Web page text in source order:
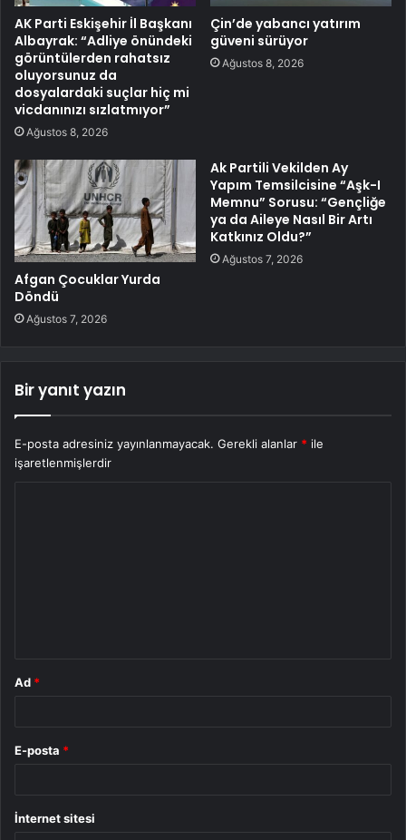
AK Parti Eskişehir İl Başkanı
Albayrak: “Adliye önündeki
görüntülerden rahatsız
oluyorsunuz da
dosyalardaki suçlar hiç mi
vicdanınızı sızlatmıyor”
Ağustos 8, 2026
Çin’de yabancı yatırım
güveni sürüyor
Ağustos 8, 2026
Afgan Çocuklar Yurda
Döndü
Ağustos 7, 2026
Ak Partili Vekilden Ay
Yapım Temsilcisine “Aşk-I
Memnu” Sorusu: “Gençliğe
ya da Aileye Nasıl Bir Artı
Katkınız Oldu?”
Ağustos 7, 2026
Bir yanıt yazın
E-posta adresiniz yayınlanmayacak. Gerekli alanlar * ile
işaretlenmişlerdir
Ad *
E-posta *
İnternet sitesi